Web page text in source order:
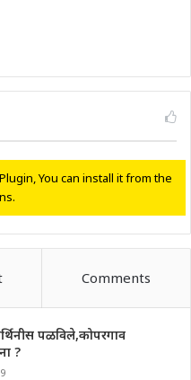
You can install it from the
Comments
पळविले,कोपरगाव
?